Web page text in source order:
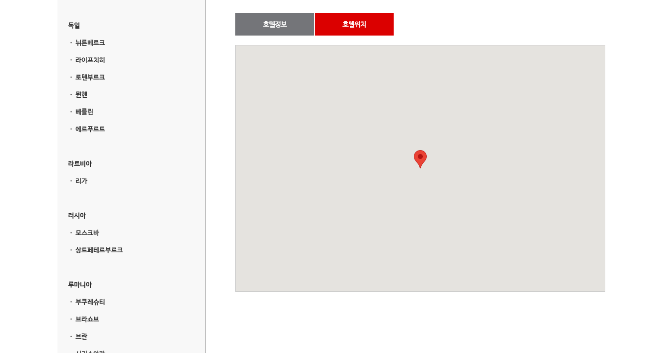
독일
ㆍ 뉘른베르크
ㆍ 라이프치히
ㆍ 로텐부르크
ㆍ 뮌헨
ㆍ 베를린
ㆍ 에르푸르트
라트비아
ㆍ 리가
러시아
ㆍ 모스크바
ㆍ 상트페테르부르크
루마니아
ㆍ 부쿠레슈티
ㆍ 브라쇼브
ㆍ 브란
호텔정보 호텔위치